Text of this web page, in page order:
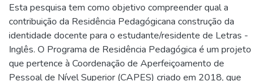
Esta pesquisa tem como objetivo compreender qual a
contribuição da Residência Pedagógicana construção da
identidade docente para o estudante/residente de Letras -
Inglês. O Programa de Residência Pedagógica é um projeto
que pertence à Coordenação de Aperfeiçoamento de
Pessoal de Nível Superior (CAPES) criado em 2018, que